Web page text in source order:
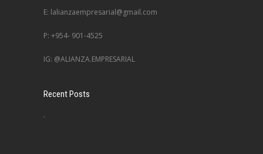
E: lalianzaempresarial@gmail.com
P: +954- 901-4525
IG: @ALIANZA.EMPRESARIAL
Recent Posts
.